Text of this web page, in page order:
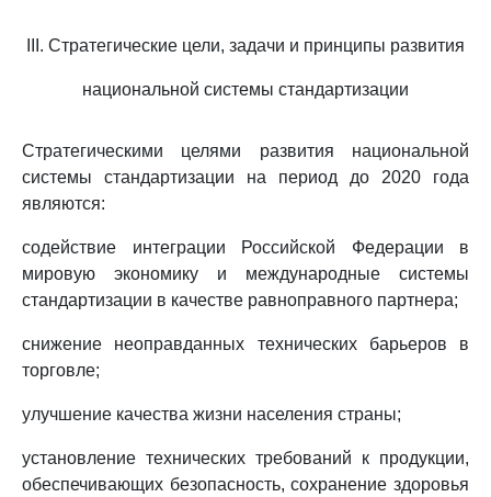
III. Стратегические цели, задачи и принципы развития
национальной системы стандартизации
Стратегическими целями развития национальной
системы стандартизации на период до 2020 года
являются:
содействие интеграции Российской Федерации в
мировую экономику и международные системы
стандартизации в качестве равноправного партнера;
снижение неоправданных технических барьеров в
торговле;
улучшение качества жизни населения страны;
установление технических требований к продукции,
обеспечивающих безопасность, сохранение здоровья